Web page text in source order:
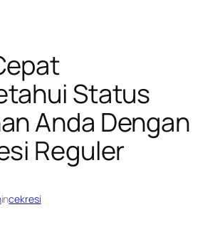
Status
Anda Dengan
Reguler
incekresi